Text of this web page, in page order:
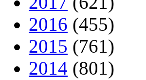
2016 (455)
2015 (761)
2014 (801)